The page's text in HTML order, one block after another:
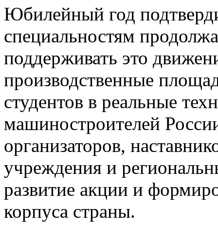
Юбилейный год
специальностям
поддерживать это
производственные
студентов в реальные
машиностроителей
организаторов,
учреждения и
развитие акции и
корпуса страны.